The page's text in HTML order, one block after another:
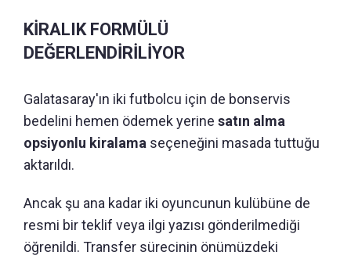
KİRALIK FORMÜLÜ
DEĞERLENDİRİLİYOR
Galatasaray'ın iki futbolcu için de bonservis
bedelini hemen ödemek yerine satın alma
opsiyonlu kiralama seçeneğini masada tuttuğu
aktarıldı.
Ancak şu ana kadar iki oyuncunun kulübüne de
resmi bir teklif veya ilgi yazısı gönderilmediği
öğrenildi. Transfer sürecinin önümüzdeki